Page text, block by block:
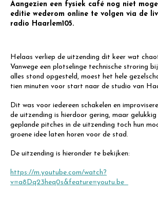
Aangezien een fysiek café nog niet
editie wederom online te volgen via de
radio Haarlem105.
Helaas verliep de uitzending dit keer wat
Vanwege een plotselinge technische stroring
alles stond opgesteld, moest het hele
tien minuten voor start naar de studio van
Dit was voor iedereen schakelen en
de uitzending is hierdoor gering, maar gelukkig
geplande pitches in de uitzending toch hun
groene idee laten horen voor de stad.
De uitzending is hieronder te bekijken:
https://m.youtube.com/watch?
v=a8Dq23heq0s&feature=youtu.be